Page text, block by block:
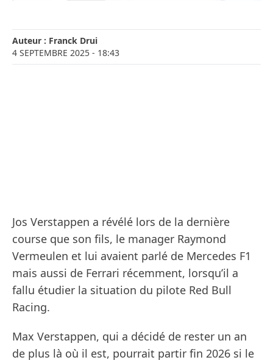
Auteur : Franck Drui
4 SEPTEMBRE 2025 - 18:43
Jos Verstappen a révélé lors de la dernière
course que son fils, le manager Raymond
Vermeulen et lui avaient parlé de Mercedes F1
mais aussi de Ferrari récemment, lorsqu’il a
fallu étudier la situation du pilote Red Bull
Racing.
Max Verstappen, qui a décidé de rester un an
de plus là où il est, pourrait partir fin 2026 si le